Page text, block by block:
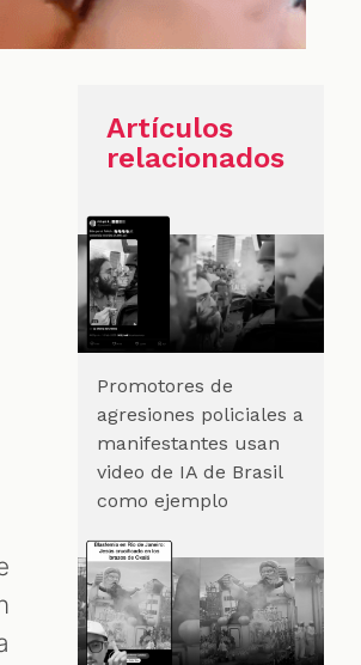
Artículos
relacionados
Promotores de
agresiones policiales a
manifestantes usan
video de IA de Brasil
como ejemplo